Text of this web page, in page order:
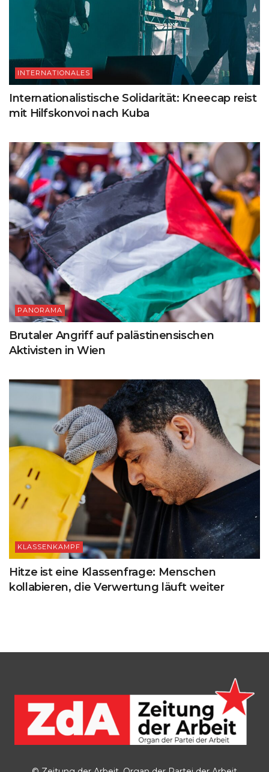
INTERNATIONALES
Internationalistische Solidarität: Kneecap reist
mit Hilfskonvoi nach Kuba
PANORAMA
Brutaler Angriff auf palästinensischen
Aktivisten in Wien
KLASSENKAMPF
Hitze ist eine Klassenfrage: Menschen
kollabieren, die Verwertung läuft weiter